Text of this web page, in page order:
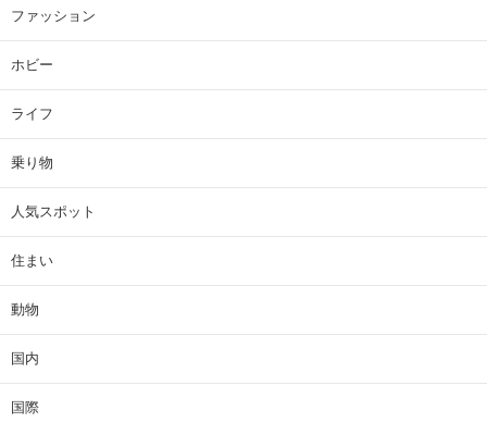
ファッション
ホビー
ライフ
乗り物
人気スポット
住まい
動物
国内
国際